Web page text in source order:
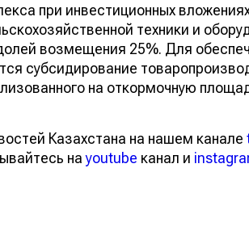
при инвестиционных
техники и
возмещения 25%. Для
субсидирование
на откормочную
Казахстана на нашем канале
наyoutube канал и